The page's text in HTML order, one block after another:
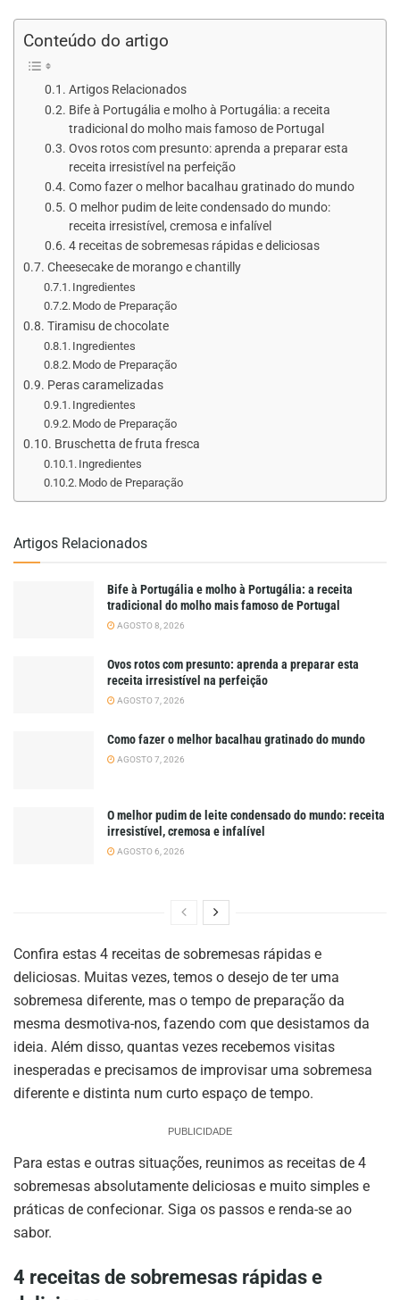
Conteúdo do artigo
Artigos Relacionados
Bife à Portugália e molho à Portugália: a receita
tradicional do molho mais famoso de Portugal
Ovos rotos com presunto: aprenda a preparar esta
receita irresistível na perfeição
Como fazer o melhor bacalhau gratinado do mundo
O melhor pudim de leite condensado do mundo:
receita irresistível, cremosa e infalível
4 receitas de sobremesas rápidas e deliciosas
Cheesecake de morango e chantilly
Ingredientes
Modo de Preparação
Tiramisu de chocolate
Ingredientes
Modo de Preparação
Peras caramelizadas
Ingredientes
Modo de Preparação
Bruschetta de fruta fresca
Ingredientes
Modo de Preparação
Artigos Relacionados
Bife à Portugália e molho à Portugália: a receita
tradicional do molho mais famoso de Portugal
AGOSTO 8, 2026
Ovos rotos com presunto: aprenda a preparar esta
receita irresistível na perfeição
AGOSTO 7, 2026
Como fazer o melhor bacalhau gratinado do mundo
AGOSTO 7, 2026
O melhor pudim de leite condensado do mundo: receita
irresistível, cremosa e infalível
AGOSTO 6, 2026
Confira estas 4 receitas de sobremesas rápidas e
deliciosas. Muitas vezes, temos o desejo de ter uma
sobremesa diferente, mas o tempo de preparação da
mesma desmotiva-nos, fazendo com que desistamos da
ideia. Além disso, quantas vezes recebemos visitas
inesperadas e precisamos de improvisar uma sobremesa
diferente e distinta num curto espaço de tempo.
PUBLICIDADE
Para estas e outras situações, reunimos as receitas de 4
sobremesas absolutamente deliciosas e muito simples e
práticas de confecionar. Siga os passos e renda-se ao
sabor.
4 receitas de sobremesas rápidas e